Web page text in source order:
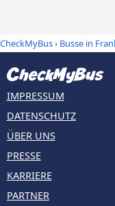
CheckMyBus› Busse in
IMPRESSUM
DATENSCHUTZ
ÜBER UNS
PRESSE
KARRIERE
PARTNER